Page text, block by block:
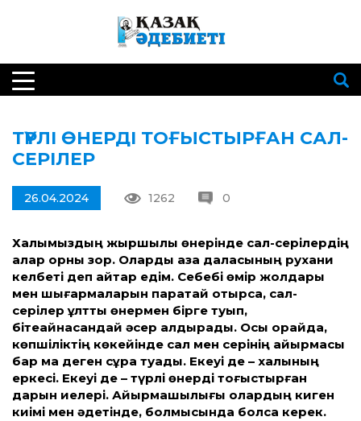
ТҮРЛІ ӨНЕРДІ ТОҒЫСТЫРҒАН САЛ-
СЕРІЛЕР
26.04.2024 1262 0
Халқымыздың жыршылық өнерінде сал-серілердің
алар орны зор. Оларды қазақ даласының рухани
келбеті деп айтар едім. Себебі өмір жолдары
мен шығармаларын парақтай отырсақ, сал-
серілер ұлттық өнермен бірге туып,
бітеқайнасқандай әсер қалдырады. Осы орайда,
көпшіліктің көкейінде сал мен серінің айырмасы
бар ма деген сұрақ туады. Екеуі де – халқының
еркесі. Екеуі де – түрлі өнерді тоғыстырған
дарын иелері. Айырмашылығы олардың киген
киімі мен әдетінде, болмысында болса керек.